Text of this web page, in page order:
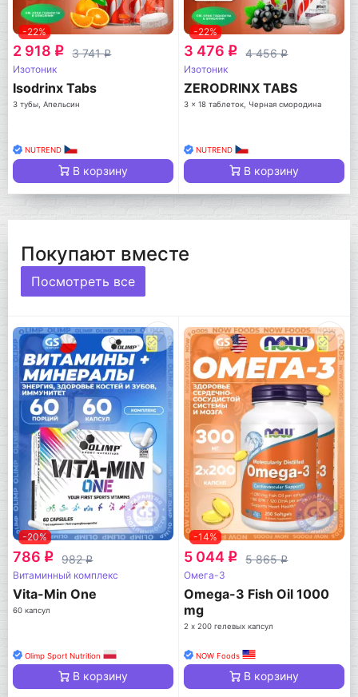
-22%
2 918 q 3 741q
Изотоник
Isodrinx Tabs
3 тубы, Апельсин
NUTREND
В корзину
-22%
3 476 q 4 456q
Изотоник
ZERODRINX TABS
3 x 18 таблеток, Черная смородина
NUTREND
В корзину
Покупают вместе
Посмотреть все
-20%
786 q 982q
Витаминный комплекс
Vita-Min One
60 капсул
Olimp Sport Nutrition
В корзину
-14%
5 044 q 5 865q
Омега-3
Omega-3 Fish Oil 1000
mg
2 х 200 гелевых капсул
NOW Foods
В корзину